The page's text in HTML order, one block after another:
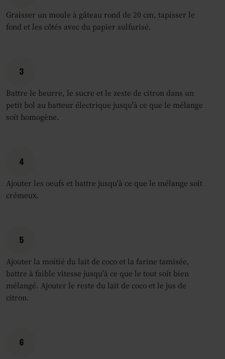
Graisser un moule à gâteau rond de 20 cm, tapisser le
fond et les côtés avec du papier sulfurisé.
3
Battre le beurre, le sucre et le zeste de citron dans un
petit bol au batteur électrique jusqu'à ce que le mélange
soit homogène.
4
Ajouter les oeufs et battre jusqu'à ce que le mélange soit
crémeux.
5
Ajouter la moitié du lait de coco et la farine tamisée,
battre à faible vitesse jusqu'à ce que le tout soit bien
mélangé. Ajouter le reste du lait de coco et le jus de
citron.
6